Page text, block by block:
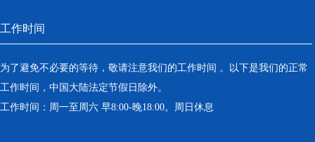
工作时间
为了避免不必要的等待，敬请注意我们的工作时间 。以下是我们的正常
工作时间，中国大陆法定节假日除外。
工作时间：周一至周六 早8:00-晚18:00。周日休息